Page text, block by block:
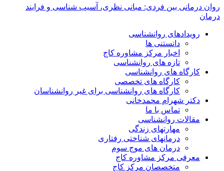
روان درمانی بین فردی: مبانی نظری، آسیب شناسی و فرایند
درمان
رویدادهای روانشناسی
دانستنی ها
اخبار مرکز مشاوره کاج
تازه های روانشناسی
کارگاه های روانشناسی
کارگاه های تخصصی
کارگاه های روانشناسی برای غیر روانشناسان
دکتر شهرام محمدخانی
تماس با ما
مقالات روانشناسی
مهارتهای زندگی
درمانهای شناختی رفتاری
درمان های موج سوم
معرفی مرکز مشاوره کاج
متخصصان مرکز کاج